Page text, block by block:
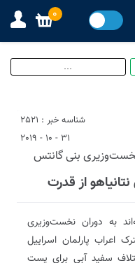
شناسه خبر : 2521
31 - 10 - 2019
بنی گانتس
از قدرت
به دوران نخست‌وزیری
اعراب پارلمان اسراییل
سفید آبی برای پست
0